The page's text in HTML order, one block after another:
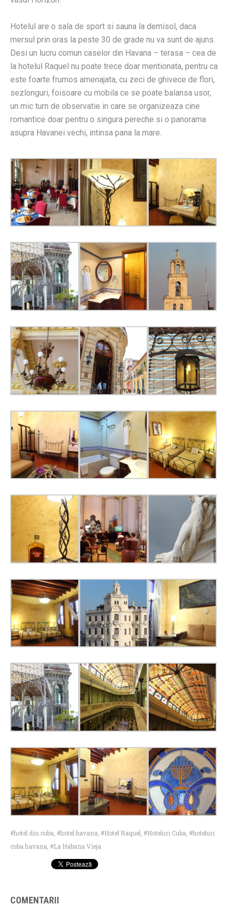
Hotelul are o sala de sport si sauna la demisol, daca
mersul prin oras la peste 30 de grade nu va sunt de ajuns.
Desi un lucru comun caselor din Havana – terasa – cea de
la hotelul Raquel nu poate trece doar mentionata, pentru ca
este foarte frumos amenajata, cu zeci de ghivece de flori,
sezlonguri, foisoare cu mobila ce se poate balansa usor,
un mic turn de observatie in care se organizeaza cine
romantice doar pentru o singura pereche si o panorama
asupra Havanei vechi, intinsa pana la mare.
hotel din cuba hotel havana Hotel Raquel Hoteluri Cuba
hoteluri
cuba havana
La Habana Vieja
COMENTARII